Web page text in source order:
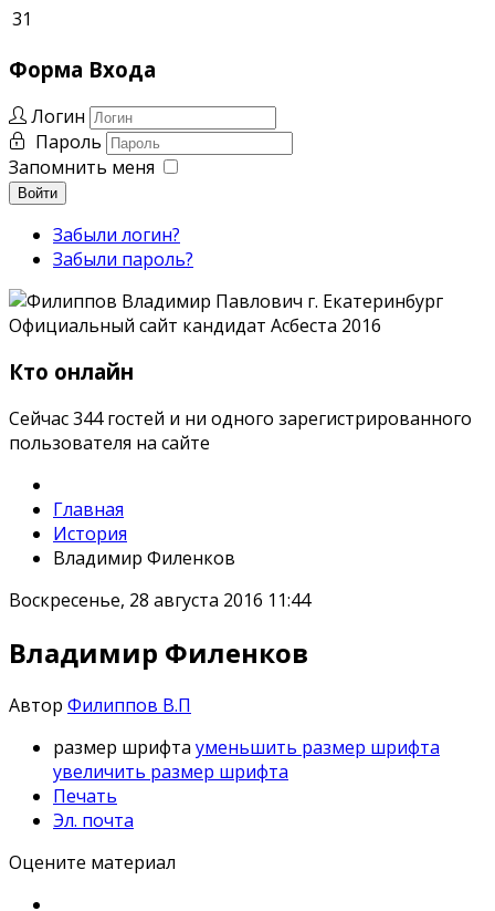
31
Форма Входа
Логин
Пароль
Запомнить меня
Войти
Забыли логин?
Забыли пароль?
Кто онлайн
Сейчас 344 гостей и ни одного зарегистрированного
пользователя на сайте
Главная
История
Владимир Филенков
Воскресенье, 28 августа 2016 11:44
Владимир Филенков
Автор Филиппов В.П
размер шрифта уменьшить размер шрифта
увеличить размер шрифта
Печать
Эл. почта
Оцените материал